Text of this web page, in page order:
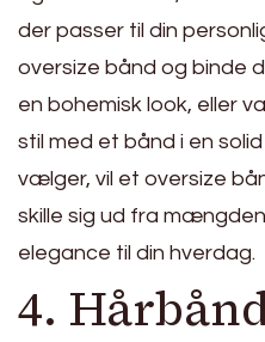
der passer til din
oversize bånd og binde
en bohemisk look, eller
stil med et bånd i en
vælger, vil et oversize
skille sig ud fra
elegance til din hverdag.
4.